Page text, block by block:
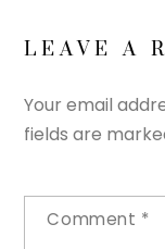
LEAVE A
Your email
fields are
Comment *